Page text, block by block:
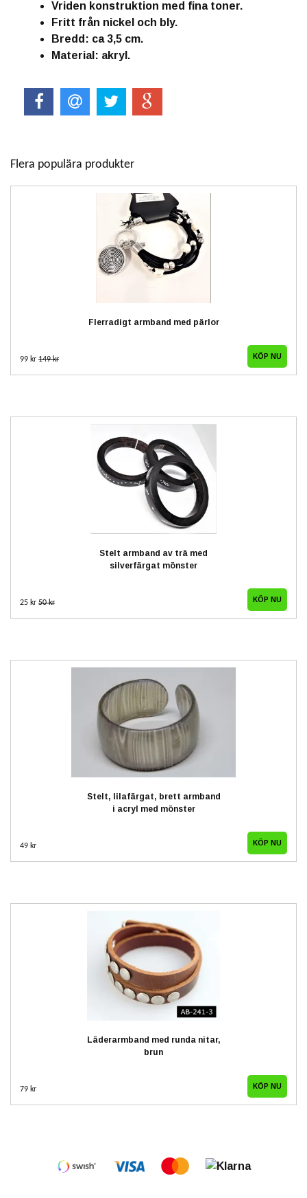
Vriden konstruktion med fina toner.
Fritt från nickel och bly.
Bredd: ca 3,5 cm.
Material: akryl.
Flera populära produkter
Flerradigt armband med pärlor
99 kr 149 kr
Stelt armband av trä med
silverfärgat mönster
25 kr 50 kr
Stelt, lilafärgat, brett armband
i acryl med mönster
49 kr
Läderarmband med runda nitar,
brun
79 kr